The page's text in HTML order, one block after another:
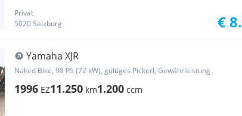
Privat
5020 Salzburg
€
Yamaha XJR
Naked Bike, 98 PS (72 kW), gültiges Pickerl, Gewährleistung
1996 EZ11.250 km1.200 ccm